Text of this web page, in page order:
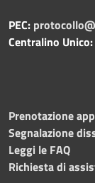
PEC:
Centralino Unico:
Prenotazione
Segnalazione
Leggi le FAQ
Richiesta di